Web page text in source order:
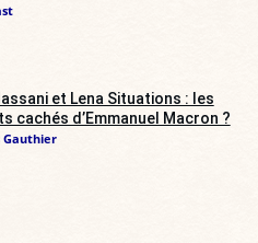
et Lena Situations : les
cachés d’Emmanuel Macron ?
Gauthier